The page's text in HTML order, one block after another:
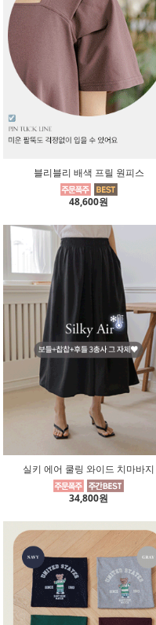
블리블리 배색 프릴 원피스
48,600원
실키 에어 쿨링 와이드 치마바지
34,800원